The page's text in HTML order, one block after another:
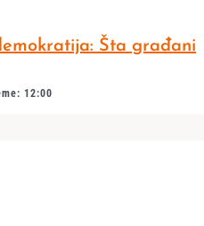
Šta građani
12:00